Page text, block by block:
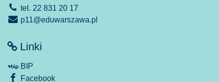
tel. 22 831 20 17
p11@eduwarszawa.pl
Linki
BIP
Facebook